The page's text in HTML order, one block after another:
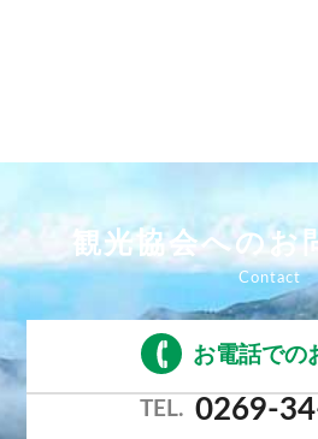
観光協会へのお
お電話での
TEL. 0269-